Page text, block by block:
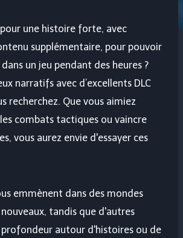
une histoire forte, avec
supplémentaire, pour pouvoir
un jeu pendant des heures ?
narratifs avec d’excellents DLC
recherchez. Que vous aimiez
combats tactiques ou vaincre
vous aurez envie d'essayer ces
emmènent dans des mondes
tandis que d'autres
autour d'histoires ou de